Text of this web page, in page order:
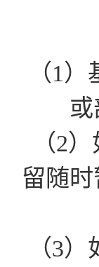
（1
（2
留随
（3